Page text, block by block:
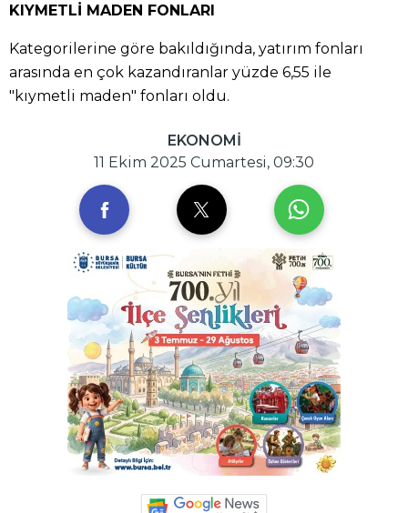
KIYMETLİ MADEN FONLARI
Kategorilerine göre bakıldığında, yatırım fonları
arasında en çok kazandıranlar yüzde 6,55 ile
"kıymetli maden" fonları oldu.
EKONOMİ
11 Ekim 2025 Cumartesi, 09:30